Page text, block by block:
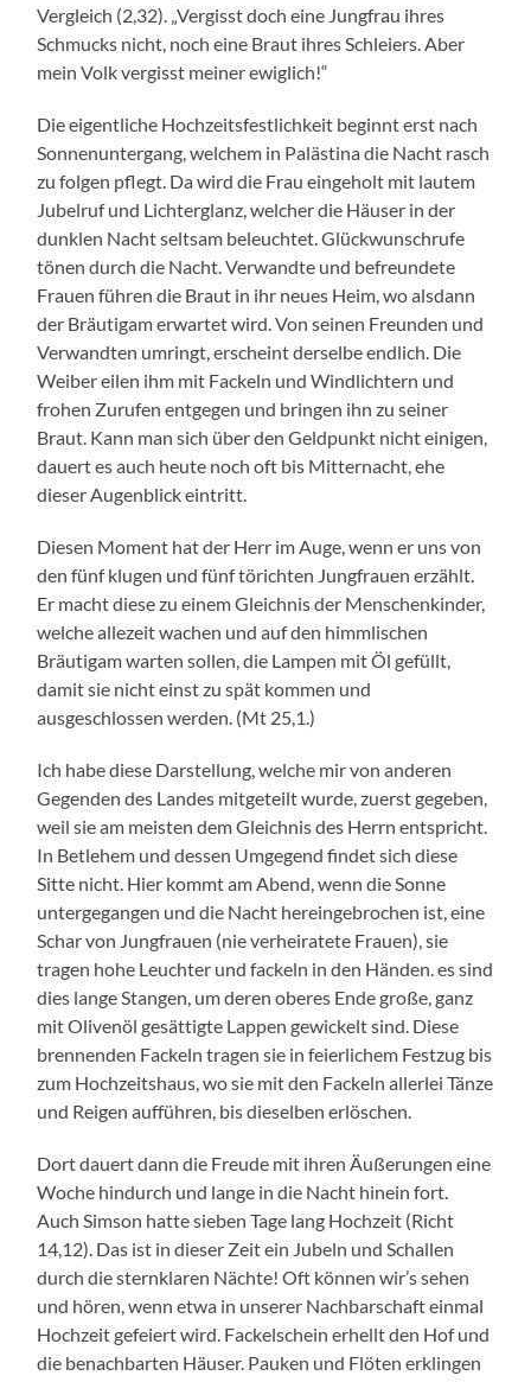
Vergleich (2,32). „Vergisst doch eine Jungfrau ihres
Schmucks nicht, noch eine Braut ihres Schleiers. Aber
mein Volk vergisst meiner ewiglich!“
Die eigentliche Hochzeitsfestlichkeit beginnt erst nach
Sonnenuntergang, welchem in Palästina die Nacht rasch
zu folgen pflegt. Da wird die Frau eingeholt mit lautem
Jubelruf und Lichterglanz, welcher die Häuser in der
dunklen Nacht seltsam beleuchtet. Glückwunschrufe
tönen durch die Nacht. Verwandte und befreundete
Frauen führen die Braut in ihr neues Heim, wo alsdann
der Bräutigam erwartet wird. Von seinen Freunden und
Verwandten umringt, erscheint derselbe endlich. Die
Weiber eilen ihm mit Fackeln und Windlichtern und
frohen Zurufen entgegen und bringen ihn zu seiner
Braut. Kann man sich über den Geldpunkt nicht einigen,
dauert es auch heute noch oft bis Mitternacht, ehe
dieser Augenblick eintritt.
Diesen Moment hat der Herr im Auge, wenn er uns von
den fünf klugen und fünf törichten Jungfrauen erzählt.
Er macht diese zu einem Gleichnis der Menschenkinder,
welche allezeit wachen und auf den himmlischen
Bräutigam warten sollen, die Lampen mit Öl gefüllt,
damit sie nicht einst zu spät kommen und
ausgeschlossen werden. (Mt 25,1.)
Ich habe diese Darstellung, welche mir von anderen
Gegenden des Landes mitgeteilt wurde, zuerst gegeben,
weil sie am meisten dem Gleichnis des Herrn entspricht.
In Betlehem und dessen Umgegend findet sich diese
Sitte nicht. Hier kommt am Abend, wenn die Sonne
untergegangen und die Nacht hereingebrochen ist, eine
Schar von Jungfrauen (nie verheiratete Frauen), sie
tragen hohe Leuchter und fackeln in den Händen. es sind
dies lange Stangen, um deren oberes Ende große, ganz
mit Olivenöl gesättigte Lappen gewickelt sind. Diese
brennenden Fackeln tragen sie in feierlichem Festzug bis
zum Hochzeitshaus, wo sie mit den Fackeln allerlei Tänze
und Reigen aufführen, bis dieselben erlöschen.
Dort dauert dann die Freude mit ihren Äußerungen eine
Woche hindurch und lange in die Nacht hinein fort.
Auch Simson hatte sieben Tage lang Hochzeit (Richt
14,12). Das ist in dieser Zeit ein Jubeln und Schallen
durch die sternklaren Nächte! Oft können wir’s sehen
und hören, wenn etwa in unserer Nachbarschaft einmal
Hochzeit gefeiert wird. Fackelschein erhellt den Hof und
die benachbarten Häuser. Pauken und Flöten erklingen